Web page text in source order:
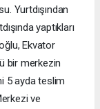
Yurtdışından
yaptıkları
Ekvator
bir merkezin
5 ayda teslim
ve